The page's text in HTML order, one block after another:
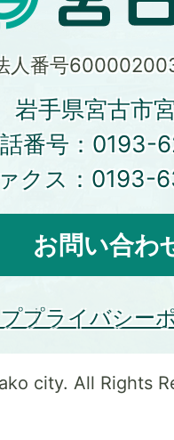
人番号
手県宮古市
番号： 0193-
クス： 0193-
お問い合わ
プライバシー
city. All Rights